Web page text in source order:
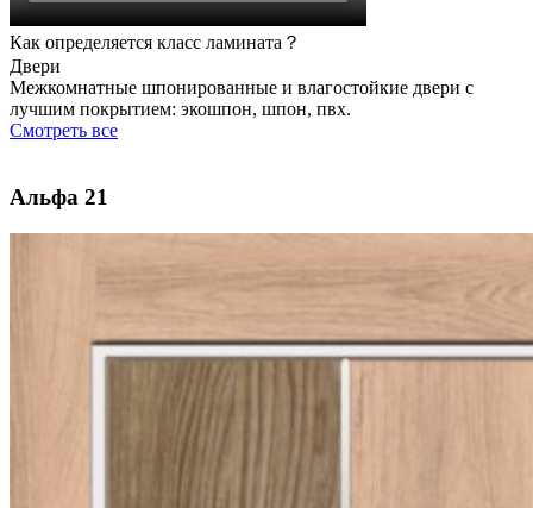
Как определяется класс ламината？
Двери
Межкомнатные шпонированные и влагостойкие двери с
лучшим покрытием: экошпон, шпон, пвх.
Смотреть все
Альфа 21